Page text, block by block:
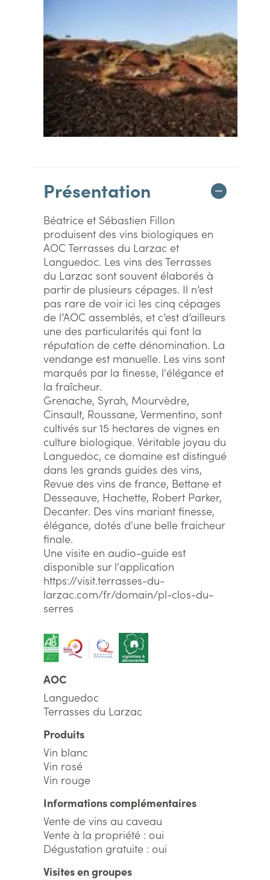
Présentation
Béatrice et Sébastien Fillon
produisent des vins biologiques en
AOC Terrasses du Larzac et
Languedoc. Les vins des Terrasses
du Larzac sont souvent élaborés à
partir de plusieurs cépages. Il n’est
pas rare de voir ici les cinq cépages
de l’AOC assemblés, et c’est d’ailleurs
une des particularités qui font la
réputation de cette dénomination. La
vendange est manuelle. Les vins sont
marqués par la finesse, l'élégance et
la fraîcheur.
Grenache, Syrah, Mourvèdre,
Cinsault, Roussane, Vermentino, sont
cultivés sur 15 hectares de vignes en
culture biologique. Véritable joyau du
Languedoc, ce domaine est distingué
dans les grands guides des vins,
Revue des vins de france, Bettane et
Desseauve, Hachette, Robert Parker,
Decanter. Des vins mariant finesse,
élégance, dotés d'une belle fraicheur
finale.
Une visite en audio-guide est
disponible sur l'application
https://visit.terrasses-du-
larzac.com/fr/domain/pl-clos-du-
serres
AOC
Languedoc
Terrasses du Larzac
Produits
Vin blanc
Vin rosé
Vin rouge
Informations complémentaires
Vente de vins au caveau
Vente à la propriété : oui
Dégustation gratuite : oui
Visites en groupes